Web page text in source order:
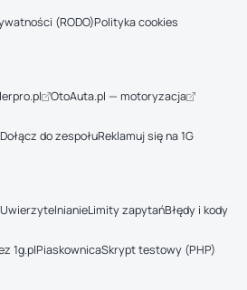
(RODO)Polityka cookies
OtoAuta.pl — motoryzacja
Dołącz do zespołuReklamuj się na 1G
UwierzytelnianieLimity zapytańBłędy i kody
1g.plPiaskownicaSkrypt testowy (PHP)